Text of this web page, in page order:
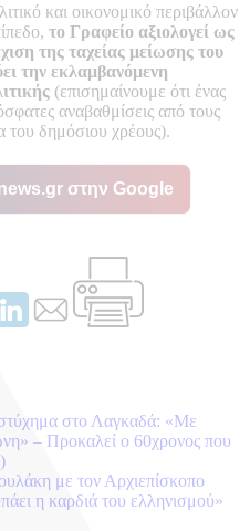
και οικονομικό περιβάλλον
το Γραφείο αξιολογεί ως
της ταχείας μείωσης του
την εκλαμβανόμενη
(επισημαίνουμε ότι ένας
αναβαθμίσεις από τους
του δημόσιου χρέους).
στην Google
στο Λαγκαδά: «Με
– Προκαλεί ο 60χρονος που
με τον Αρχιεπίσκοπο
η καρδιά του ελληνισμού»